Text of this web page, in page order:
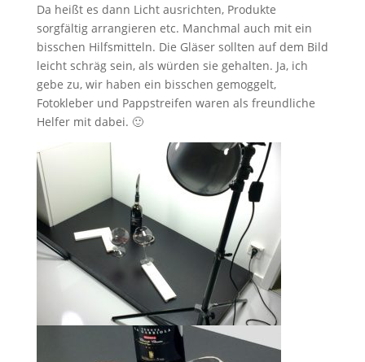
Da heißt es dann Licht ausrichten, Produkte
sorgfältig arrangieren etc. Manchmal auch mit ein
bisschen Hilfsmitteln. Die Gläser sollten auf dem Bild
leicht schräg sein, als würden sie gehalten. Ja, ich
gebe zu, wir haben ein bisschen gemoggelt,
Fotokleber und Pappstreifen waren als freundliche
Helfer mit dabei. 🙂